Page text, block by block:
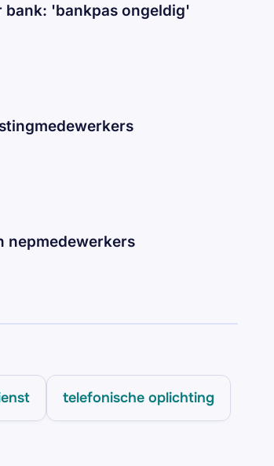
bank: 'bankpas ongeldig'
nepmedewerkers
telefonische oplichting